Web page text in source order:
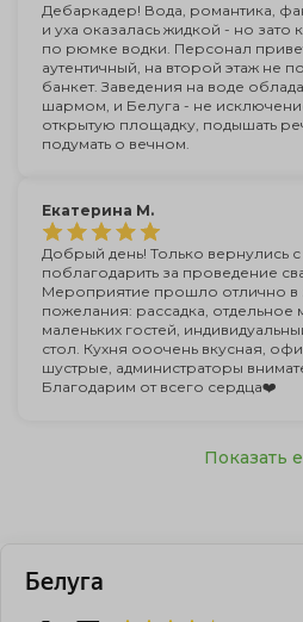
Дебаркадер! Вода, романтика,
и уха оказалась жидкой - но
по рюмке водки. Персонал
аутентичный, на второй этаж не
банкет. Заведения на воде
шармом, и Белуга - не
открытую площадку, подышать
подумать о вечном.
Екатерина М.
Добрый день! Только вернулись с
поблагодарить за проведение
Мероприятие прошло отлично в
пожелания: рассадка, отдельное
маленьких гостей,
стол. Кухня ооочень вкусная,
шустрые, администраторы
Благодарим от всего сердца❤️
Показать